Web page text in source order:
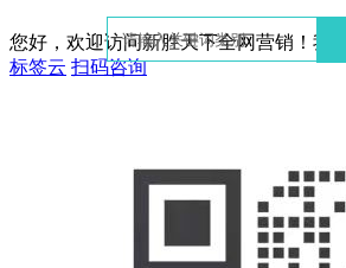
您好，欢迎访问新胜天下全网营销！我
标签云 扫码咨询